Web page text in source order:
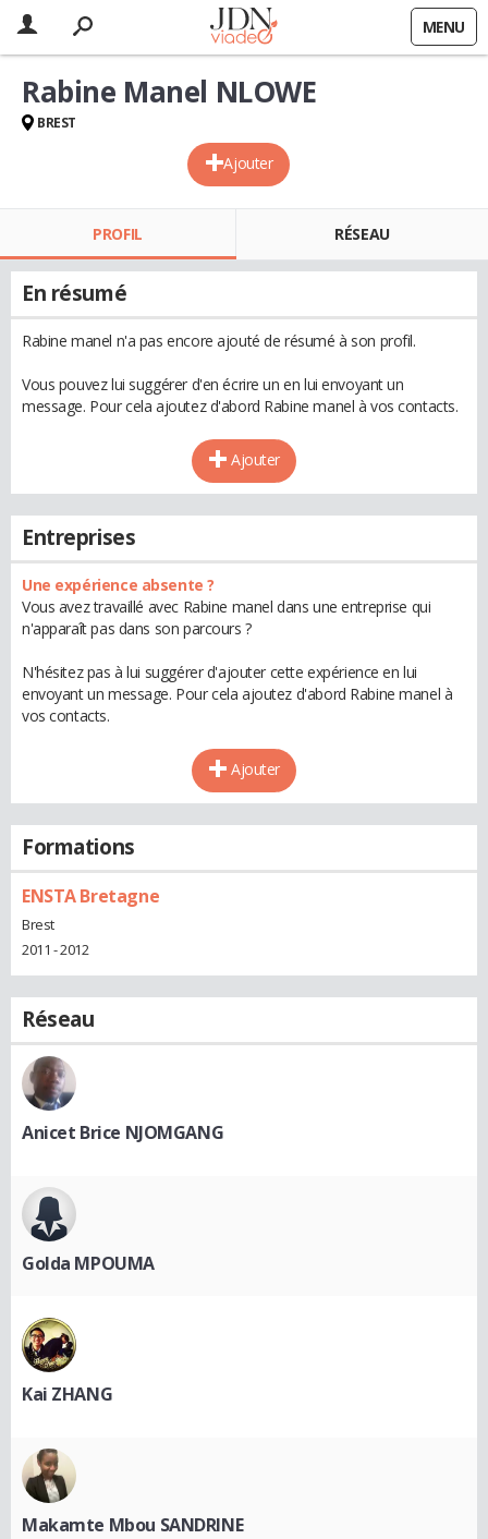
MENU
Ajouter
Rabine Manel NLOWE
BREST
PROFIL RÉSEAU
En résumé
Rabine manel n'a pas encore ajouté de résumé à son profil.
Vous pouvez lui suggérer d'en écrire un en lui envoyant un
message. Pour cela ajoutez d'abord Rabine manel à vos contacts.
Ajouter
Entreprises
Une expérience absente ?
Vous avez travaillé avec Rabine manel dans une entreprise qui
n'apparaît pas dans son parcours ?
N'hésitez pas à lui suggérer d'ajouter cette expérience en lui
envoyant un message. Pour cela ajoutez d'abord Rabine manel à
vos contacts.
Ajouter
Formations
ENSTA Bretagne
Brest
2011 - 2012
Réseau
Anicet Brice NJOMGANG
Golda MPOUMA
Kai ZHANG
Makamte Mbou SANDRINE